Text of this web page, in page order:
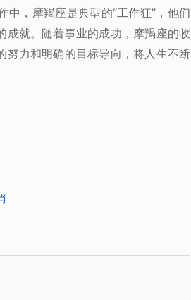
，摩羯座是典型的“工作狂”，他们
成就。随着事业的成功，摩羯座的收
努力和明确的目标导向，将人生不断